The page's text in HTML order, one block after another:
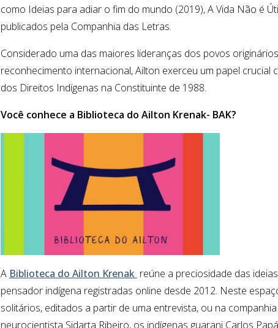
como Ideias para adiar o fim do mundo (2019), A Vida Não é
publicados pela Companhia das Letras.
Considerado uma das maiores lideranças dos povos
reconhecimento internacional, Ailton exerceu um papel crucial
dos Direitos Indígenas na Constituinte de 1988.
Você conhece a Biblioteca do Ailton Krenak- BAK?
A Biblioteca do Ailton Krenak reúne a preciosidade das
pensador indígena registradas online desde 2012. Neste
solitários, editados a partir de uma entrevista, ou na
neurocientista Sidarta Ribeiro, os indígenas guarani Carlos